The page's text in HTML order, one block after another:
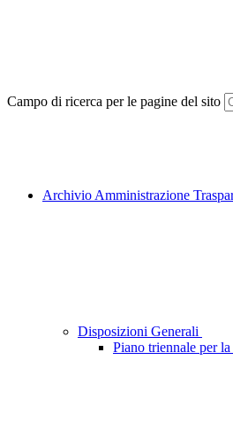
Campo di ricerca per le pagine del sito
Archivio Amministrazione
Disposizioni Generali
Piano triennale per